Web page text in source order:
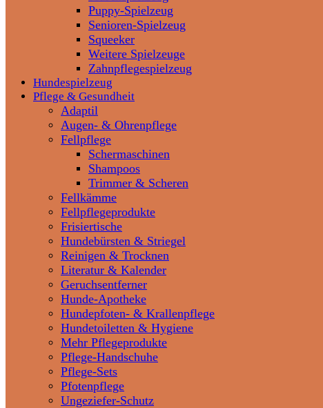
Puppy-Spielzeug
Senioren-Spielzeug
Squeeker
Weitere Spielzeuge
Zahnpflegespielzeug
Hundespielzeug
Pflege & Gesundheit
Adaptil
Augen- & Ohrenpflege
Fellpflege
Schermaschinen
Shampoos
Trimmer & Scheren
Fellkämme
Fellpflegeprodukte
Frisiertische
Hundebürsten & Striegel
Reinigen & Trocknen
Literatur & Kalender
Geruchsentferner
Hunde-Apotheke
Hundepfoten- & Krallenpflege
Hundetoiletten & Hygiene
Mehr Pflegeprodukte
Pflege-Handschuhe
Pflege-Sets
Pfotenpflege
Ungeziefer-Schutz